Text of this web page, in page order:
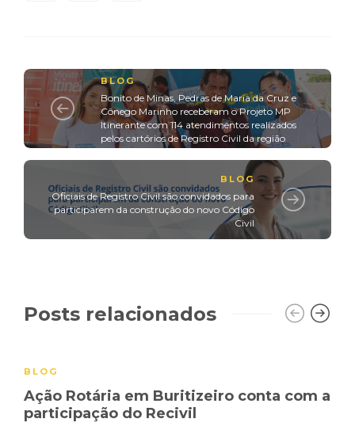
BLOG
Bonito de Minas, Pedras de Maria da Cruz e
Cônego Marinho receberam o Projeto MP
Itinerante com 114 atendimentos realizados
pelos cartórios de Registro Civil da região
BLOG
Oficiais de Registro Civil são convidados para
participarem da construção do novo Código
Civil
Posts relacionados
BLOG
Ação Rotária em Buritizeiro conta com a
participação do Recivil